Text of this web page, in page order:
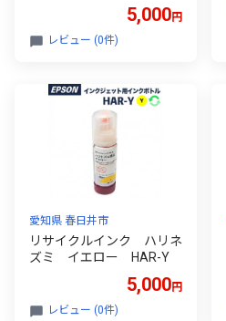
5,000円
レビュー (0件)
愛知県 春日井市
リサイクルインク ハリネ
ズミ イエロー HAR-Y
5,000円
レビュー (0件)